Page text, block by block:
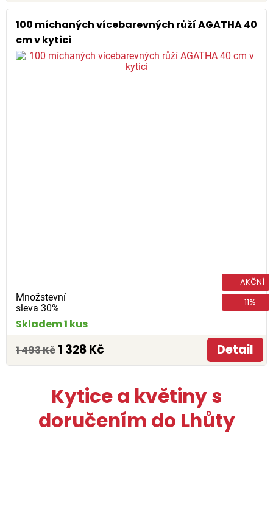
100 míchaných vícebarevných růží AGATHA 40
cm v kytici
Množstevní
sleva 30%
AKČNÍ
-11%
Skladem 1 kus
1 493 Kč 1 328 Kč Detail
Kytice a květiny s
doručením do Lhůty